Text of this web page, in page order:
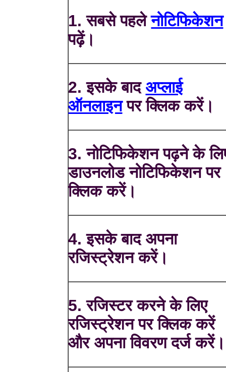
1. सबसे पहलेनोटिफिकेशन
पढ़ें।
2. इसके बाद अप्लाई
ऑनलाइनपर क्लिक करें।
3. नोटिफिकेशन पढ़ने के
डाउनलोड नोटिफिकेशन पर
क्लिक करें।
4. इसके बाद अपना
रजिस्ट्रेशन करें।
5. रजिस्टर करने के लिए
रजिस्ट्रेशन पर क्लिक करें
और अपना विवरण दर्ज करें।